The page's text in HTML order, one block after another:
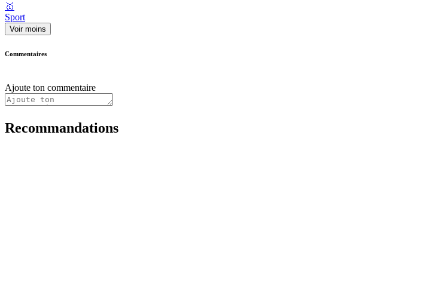
🥇
Sport
Voir moins
Commentaires
Ajoute ton commentaire
Recommandations